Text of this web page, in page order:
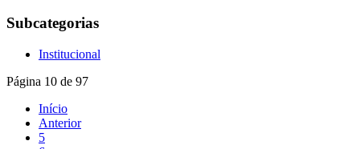
Subcategorias
Institucional
Página 10 de 97
Início
Anterior
5